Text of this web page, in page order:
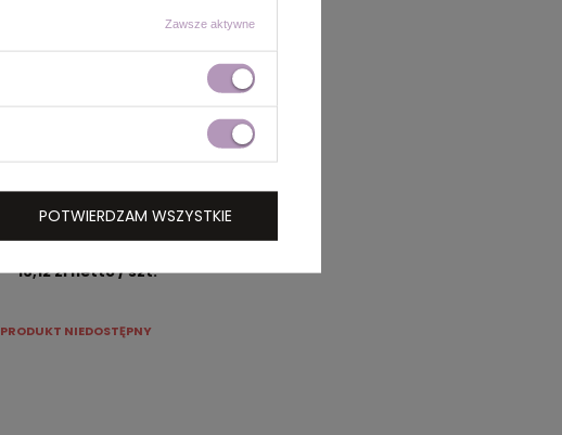
16,12 złnetto/ szt.
PRODUKT NIEDOSTĘPNY
Zawsze aktywne
POTWIERDZAM WSZYSTKIE